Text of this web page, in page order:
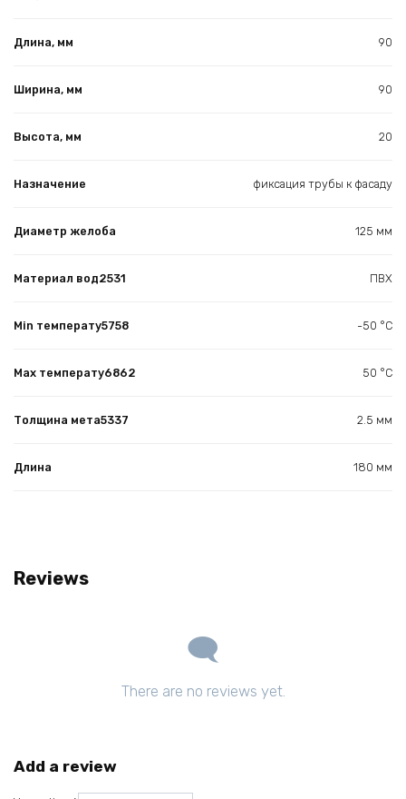
Длина, мм 90
Ширина, мм 90
Высота, мм 20
Назначение фиксация трубы к фасаду
Диаметр желоба 125 мм
Материал вод2531 ПВХ
Min температу5758 -50 °С
Max температу6862 50 °С
Толщина мета5337 2.5 мм
Длина 180 мм
Reviews
There are no reviews yet.
Add a review